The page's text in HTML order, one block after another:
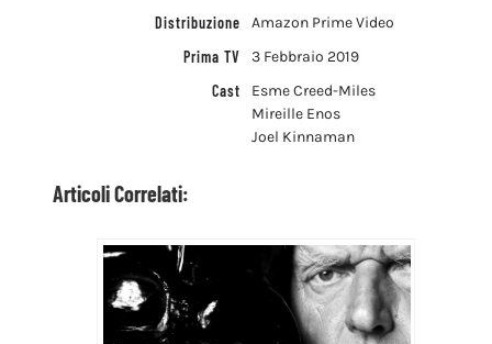
Distribuzione
Amazon Prime Video
Prima TV
3 Febbraio 2019
Cast
Esme Creed-Miles
Mireille Enos
Joel Kinnaman
Articoli Correlati: